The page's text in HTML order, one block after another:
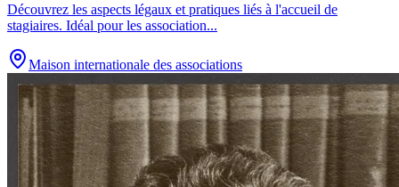
Découvrez les aspects légaux et pratiques liés à l'accueil de
stagiaires. Idéal pour les association...
Maison internationale des associations